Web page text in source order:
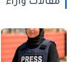
مقالات وأراء